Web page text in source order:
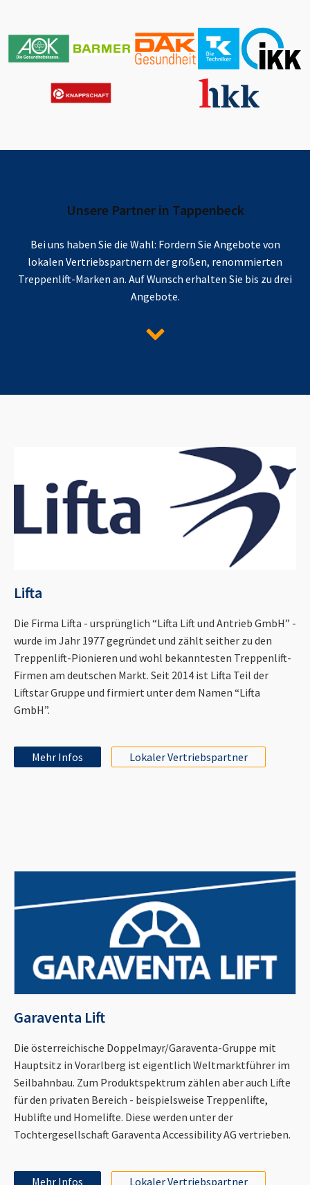
Unsere Partner in Tappenbeck
Bei uns haben Sie die Wahl: Fordern Sie Angebote von
lokalen Vertriebspartnern der großen, renommierten
Treppenlift-Marken an. Auf Wunsch erhalten Sie bis zu drei
Angebote.
Lifta
Die Firma Lifta - ursprünglich “Lifta Lift und Antrieb GmbH” -
wurde im Jahr 1977 gegründet und zählt seither zu den
Treppenlift-Pionieren und wohl bekanntesten Treppenlift-
Firmen am deutschen Markt. Seit 2014 ist Lifta Teil der
Liftstar Gruppe und firmiert unter dem Namen “Lifta
GmbH”.
Mehr Infos Lokaler Vertriebspartner
Garaventa Lift
Die österreichische Doppelmayr/Garaventa-Gruppe mit
Hauptsitz in Vorarlberg ist eigentlich Weltmarktführer im
Seilbahnbau. Zum Produktspektrum zählen aber auch Lifte
für den privaten Bereich - beispielsweise Treppenlifte,
Hublifte und Homelifte. Diese werden unter der
Tochtergesellschaft Garaventa Accessibility AG vertrieben.
Mehr Infos Lokaler Vertriebspartner